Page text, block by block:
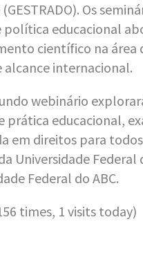
Os
política educacional
científico na
alcance internacional.
webinário
prática educacional,
em direitos para
Universidade
Federal do ABC.
times, 1 visits today)